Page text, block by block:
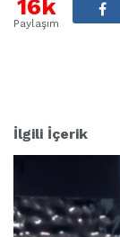
t
16k
Paylaşım
İlgili İçerik